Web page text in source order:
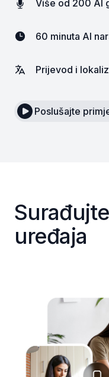
Više od 200 AI
60 minuta AI
Prijevod i
Poslušajte
uređaja